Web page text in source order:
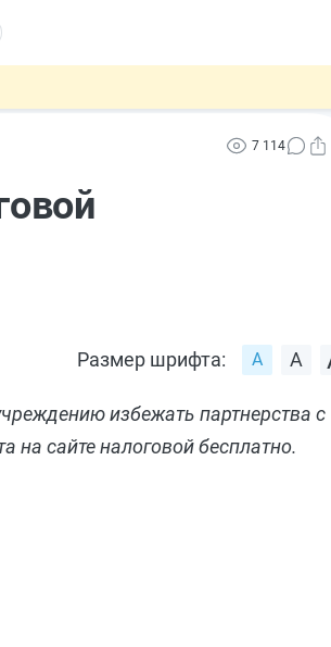
7 114
Размер шрифта:
избежать партнерства с
на сайте налоговой бесплатно.